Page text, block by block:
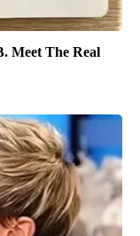
Meet The Real